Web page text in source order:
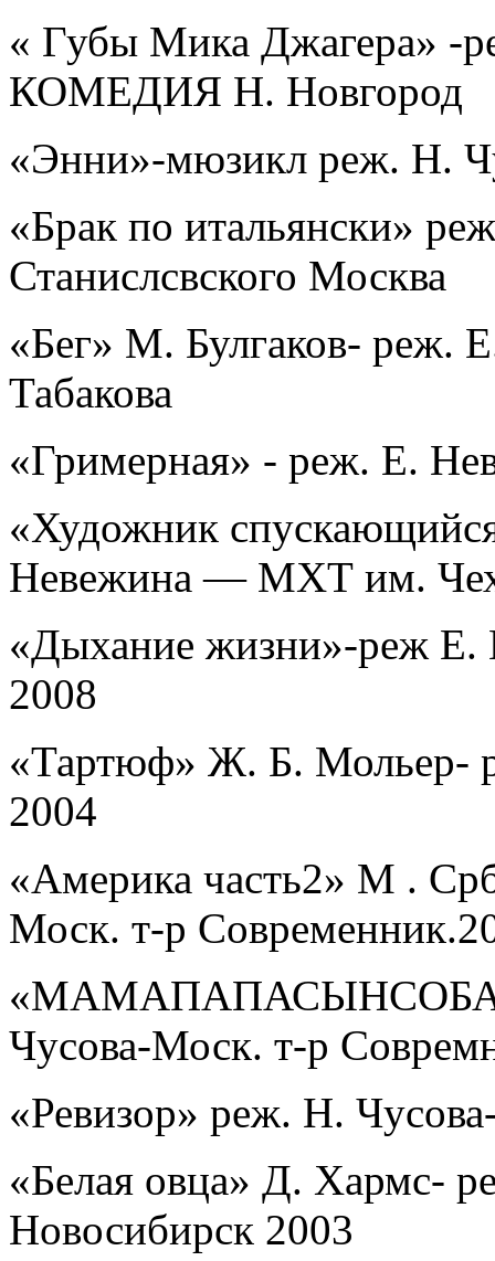
« Губы Мика Джагера» -
КОМЕДИЯ Н. Новгород
«Энни»-мюзикл реж. Н.
«Брак по итальянски»
Станислсвского Москва
«Бег» М. Булгаков- реж.
Табакова
«Гримерная» - реж. Е.
«Художник
Невежина — МХТ им.
«Дыхание жизни»-реж
2008
«Тартюф» Ж. Б. Мольер-
2004
«Америка часть2» М .
Моск. т-р
Чусова-Моск. т-р
«Ревизор» реж. Н.
«Белая овца» Д. Хармс-
Новосибирск 2003